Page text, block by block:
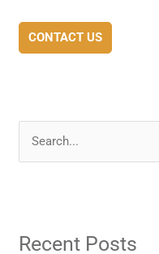
CONTACT US
c
Recent Posts